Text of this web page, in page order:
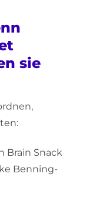
sie
Brain Snack
Benning-